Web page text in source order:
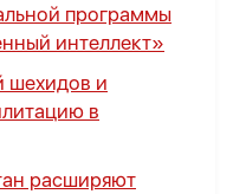
программы
интеллект»
шехидов и
в
расширяют